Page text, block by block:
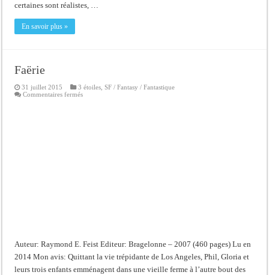
certaines sont réalistes, …
En savoir plus »
Faërie
31 juillet 2015 3 étoiles ,SF / Fantasy / Fantastique
Commentaires ferméssur
Auteur: Raymond E. Feist Editeur: Bragelonne – 2007 (460 pages) Lu en
2014 Mon avis: Quittant la vie trépidante de Los Angeles, Phil, Gloria et
leurs trois enfants emménagent dans une vieille ferme à l’autre bout des